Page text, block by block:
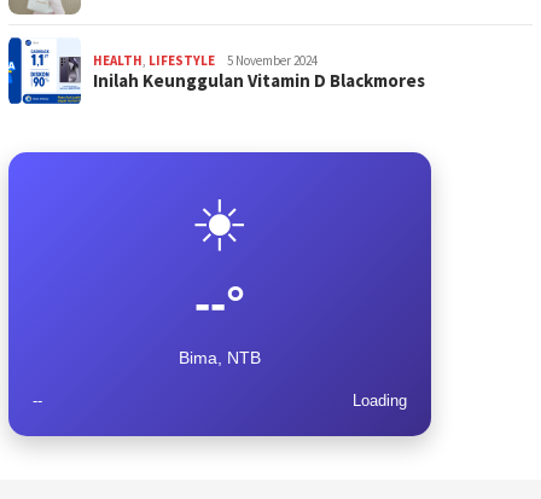
HEALTH, LIFESTYLE 5 November 2024
Inilah Keunggulan Vitamin D Blackmores
☀️
--°
Bima, NTB
-- Loading